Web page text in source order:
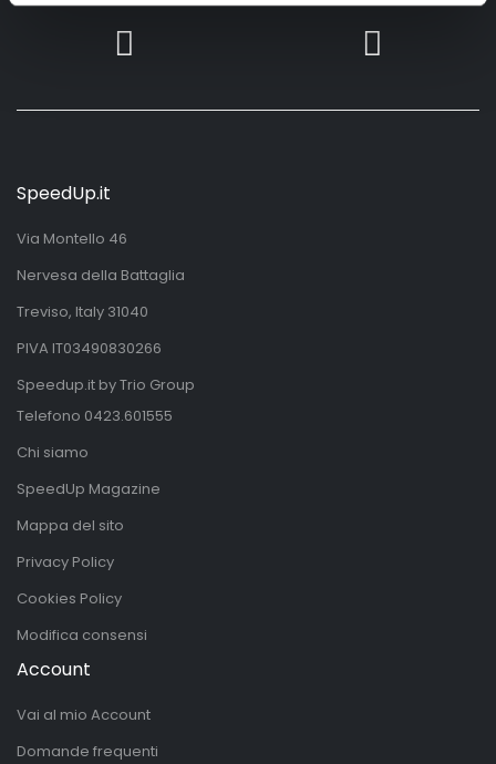
SpeedUp.it
Via Montello 46
Nervesa della Battaglia
Treviso, Italy 31040
PIVA IT03490830266
Speedup.it by Trio Group
Telefono 0423.601555
Chi siamo
SpeedUp Magazine
Mappa del sito
Privacy Policy
Cookies Policy
Modifica consensi
Account
Vai al mio Account
Domande frequenti